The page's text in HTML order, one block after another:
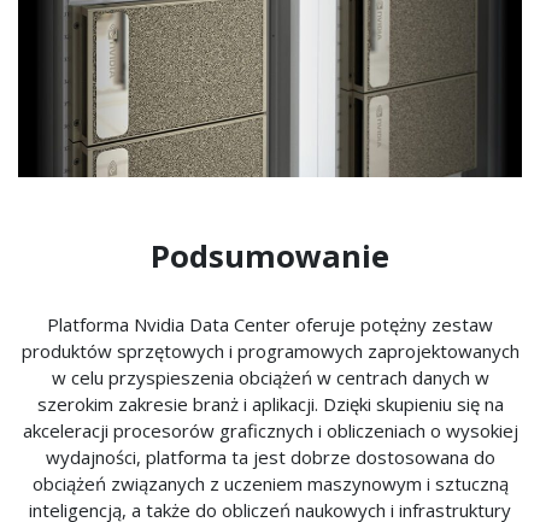
Podsumowanie
Platforma Nvidia Data Center oferuje potężny zestaw
produktów sprzętowych i programowych zaprojektowanych
w celu przyspieszenia obciążeń w centrach danych w
szerokim zakresie branż i aplikacji. Dzięki skupieniu się na
akceleracji procesorów graficznych i obliczeniach o wysokiej
wydajności, platforma ta jest dobrze dostosowana do
obciążeń związanych z uczeniem maszynowym i sztuczną
inteligencją, a także do obliczeń naukowych i infrastruktury